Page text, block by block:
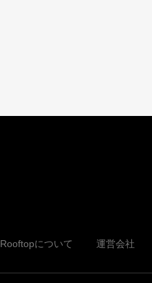
Rooftopについて 運営会社